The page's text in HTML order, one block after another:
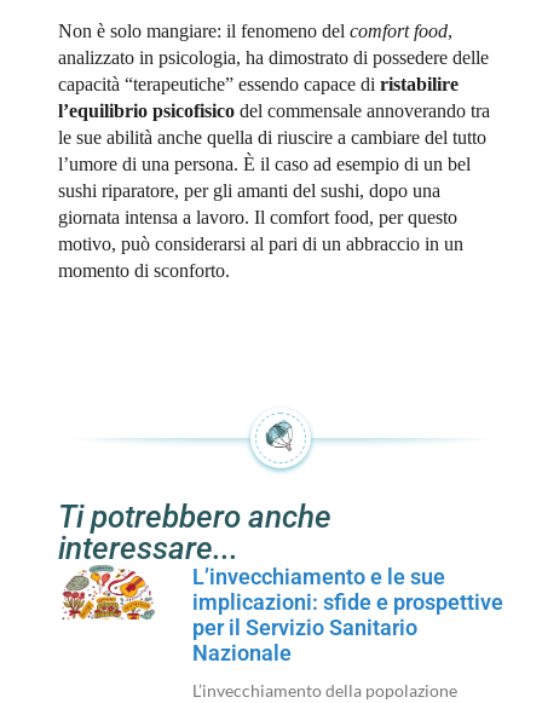
Non è solo mangiare: il fenomeno del comfort food,
analizzato in psicologia, ha dimostrato di possedere delle
capacità “terapeutiche” essendo capace di ristabilire
l’equilibrio psicofisico del commensale annoverando tra
le sue abilità anche quella di riuscire a cambiare del tutto
l’umore di una persona. È il caso ad esempio di un bel
sushi riparatore, per gli amanti del sushi, dopo una
giornata intensa a lavoro. Il comfort food, per questo
motivo, può considerarsi al pari di un abbraccio in un
momento di sconforto.
Ti potrebbero anche
interessare...
L’invecchiamento e le sue
implicazioni: sfide e prospettive
per il Servizio Sanitario
Nazionale
L’invecchiamento della popolazione